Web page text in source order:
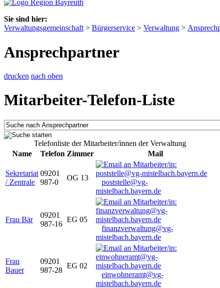
Sie sind hier:
Verwaltungsgemeinschaft > Bürgerservice > Verwaltung >
Ansprechpartner
drucken nach oben
Mitarbeiter-Telefon-Liste
Telefonliste der Mitarbeiter/innen der Verwaltung
Name
Telefon Zimmer Mail
Sekretariat
/ Zentrale
09201
987-0
OG 13
poststelle@vg-
mistelbach.bayern.de
Frau Bär
09201
987-16
EG 05
finanzverwaltung@vg-
mistelbach.bayern.de
Frau
Bauer
09201
987-28
EG 02
einwohneramt@vg-
mistelbach.bayern.de